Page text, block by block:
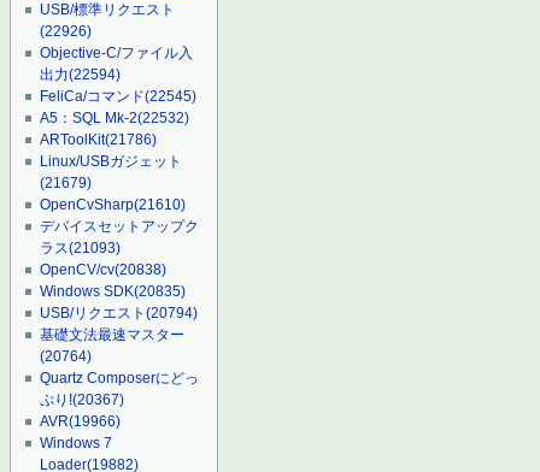
USB/標準リクエスト
(22926)
Objective-C/ファイル入
出力(22594)
FeliCa/コマンド(22545)
A5：SQL Mk-2(22532)
ARToolKit(21786)
Linux/USBガジェット
(21679)
OpenCvSharp(21610)
デバイスセットアップク
ラス(21093)
OpenCV/cv(20838)
Windows SDK(20835)
USB/リクエスト(20794)
基礎文法最速マスター
(20764)
Quartz Composerにどっ
ぷり!(20367)
AVR(19966)
Windows 7
Loader(19882)